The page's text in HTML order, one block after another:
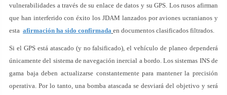
vulnerabilidades a través de su enlace de datos y su GPS. Los rusos afirman
que han interferido con éxito los JDAM lanzados por aviones ucranianos y
esta afirmación ha sido confirmada en documentos clasificados filtrados.
Si el GPS está atascado (y no falsificado), el vehículo de planeo dependerá
únicamente del sistema de navegación inercial a bordo. Los sistemas INS de
gama baja deben actualizarse constantemente para mantener la precisión
operativa. Por lo tanto, una bomba atascada se desviará del objetivo y será